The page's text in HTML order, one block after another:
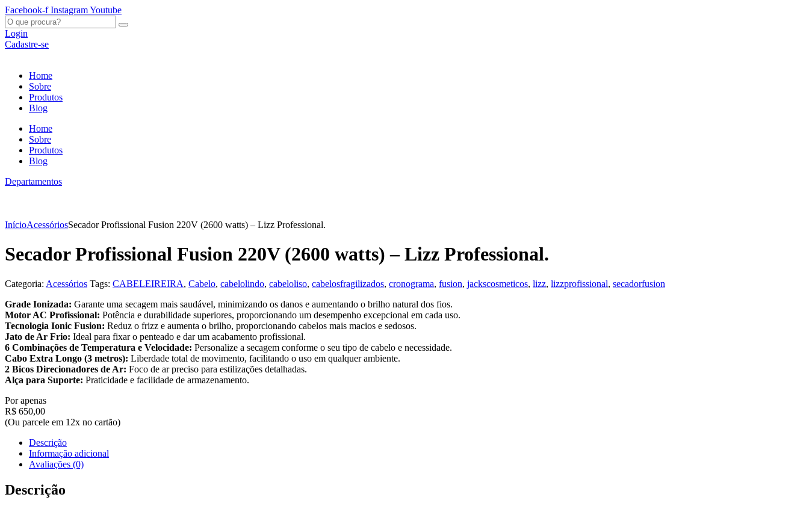
Ir
para
o
conteúdo
Facebook-f InstagramYoutube
O
que
procura?
Login
Cadastre-se
Home
Sobre
Produtos
Blog
Home
Sobre
Produtos
Blog
Departamentos
InícioAcessóriosSecador Profissional Fusion 220V (2600 watts) – Lizz Professional.
Secador Profissional Fusion 220V (2600 watts) – Lizz Professional.
Categoria: Acessórios Tags: CABELEIREIRA, Cabelo, cabelolindo, cabeloliso, cabelosfragilizados, cronograma, fusion, jackscosmeticos, lizz, lizzprofissional, secadorfusion
Grade Ionizada: Garante uma secagem mais saudável, minimizando os danos e aumentando o brilho natural dos fios.
Motor AC Profissional: Potência e durabilidade superiores, proporcionando um desempenho excepcional em cada uso.
Tecnologia Ionic Fusion: Reduz o frizz e aumenta o brilho, proporcionando cabelos mais macios e sedosos.
Jato de Ar Frio: Ideal para fixar o penteado e dar um acabamento profissional.
6 Combinações de Temperatura e Velocidade: Personalize a secagem conforme o seu tipo de cabelo e necessidade.
Cabo Extra Longo (3 metros): Liberdade total de movimento, facilitando o uso em qualquer ambiente.
2 Bicos Direcionadores de Ar: Foco de ar preciso para estilizações detalhadas.
Alça para Suporte: Praticidade e facilidade de armazenamento.
Por apenas
R$ 650,00
(Ou parcele em 12x no cartão)
Descrição
Informação adicional
Avaliações (0)
Descrição